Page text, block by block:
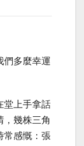
們多麼幸運
堂上手拿話
，幾株三角
常感慨：張